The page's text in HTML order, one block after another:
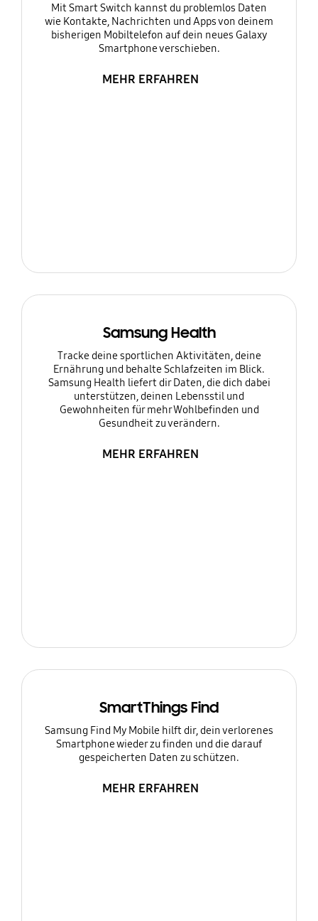
Mit Smart Switch kannst du problemlos Daten
wie Kontakte, Nachrichten und Apps von deinem
bisherigen Mobiltelefon auf dein neues Galaxy
Smartphone verschieben.
MEHR ERFAHREN
Samsung Health
Tracke deine sportlichen Aktivitäten, deine
Ernährung und behalte Schlafzeiten im Blick.
Samsung Health liefert dir Daten, die dich dabei
unterstützen, deinen Lebensstil und
Gewohnheiten für mehr Wohlbefinden und
Gesundheit zu verändern.
MEHR ERFAHREN
SmartThings Find
Samsung Find My Mobile hilft dir, dein verlorenes
Smartphone wieder zu finden und die darauf
gespeicherten Daten zu schützen.
MEHR ERFAHREN